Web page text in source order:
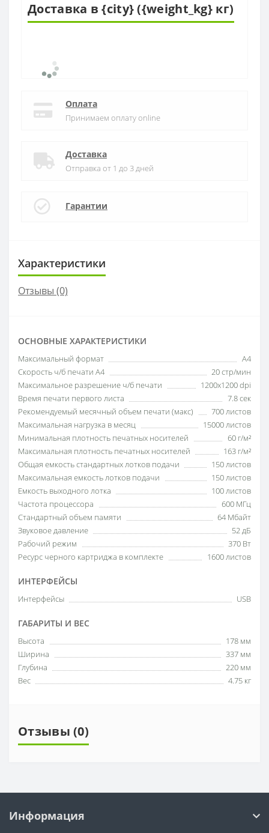
Доставка в {city} ({weight_kg} кг)
Оплата
Принимаем оплату online
Доставка
Отправка от 1 до 3 дней
Гарантии
Характеристики
Отзывы (0)
ОСНОВНЫЕ ХАРАКТЕРИСТИКИ
Максимальный формат
A4
Скорость ч/б печати A4
20 стр/мин
Максимальное разрешение ч/б печати
1200x1200 dpi
Время печати первого листа
7.8 сек
Рекомендуемый месячный объем печати (макс)
700 листов
Максимальная нагрузка в месяц
15000 листов
Минимальная плотность печатных носителей
60 г/м²
Максимальная плотность печатных носителей
163 г/м²
Общая емкость стандартных лотков подачи
150 листов
Максимальная емкость лотков подачи
150 листов
Емкость выходного лотка
100 листов
Частота процессора
600 МГц
Стандартный объем памяти
64 Мбайт
Звуковое давление
52 дБ
Рабочий режим
370 Вт
Ресурс черного картриджа в комплекте
1600 листов
ИНТЕРФЕЙСЫ
Интерфейсы USB
ГАБАРИТЫ И ВЕС
Высота
178 мм
Ширина
337 мм
Глубина
220 мм
Вес
4.75 кг
Отзывы (0)
Информация